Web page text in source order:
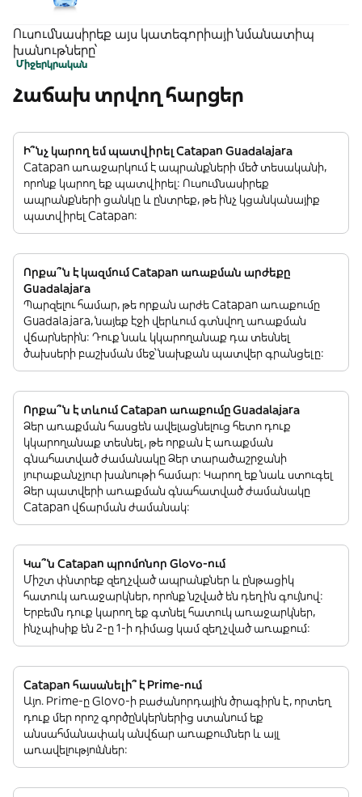
Ուսումնասիրեք այս կատեգորիայի նմանատիպ
խանութները՝
Միջերկրական
Հաճախ տրվող հարցեր
Ի՞նչ կարող եմ պատվիրել Catapan Guadalajara
Catapan առաջարկում է ապրանքների մեծ տեսականի,
որոնք կարող եք պատվիրել: Ուսումնասիրեք
ապրանքների ցանկը և ընտրեք, թե ինչ կցանկանայիք
պատվիրել Catapan:
Որքա՞ն է կազմում Catapan առաքման արժեքը
Guadalajara
Պարզելու համար, թե որքան արժե Catapan առաքումը
Guadalajara, նայեք էջի վերևում գտնվող առաքման
վճարներին: Դուք նաև կկարողանաք դա տեսնել
ծախսերի բաշխման մեջ՝ նախքան պատվեր գրանցելը:
Որքա՞ն է տևում Catapan առաքումը Guadalajara
Ձեր առաքման հասցեն ավելացնելուց հետո դուք
կկարողանաք տեսնել, թե որքան է առաքման
գնահատված ժամանակը Ձեր տարածաշրջանի
յուրաքանչյուր խանութի համար: Կարող եք նաև ստուգել
Ձեր պատվերի առաքման գնահատված ժամանակը
Catapan վճարման ժամանակ:
Կա՞ն Catapan պրոմոնոր Glovo-ում
Միշտ փնտրեք զեղչված ապրանքներ և ընթացիկ
հատուկ առաջարկներ, որոնք նշված են դեղին գույնով:
Երբեմն դուք կարող եք գտնել հատուկ առաջարկներ,
ինչպիսիք են 2-ը 1-ի դիմաց կամ զեղչված առաքում:
Catapan հասանելի՞ է Prime-ում
Այո. Prime-ը Glovo-ի բաժանորդային ծրագիրն է, որտեղ
դուք մեր որոշ գործընկերներից ստանում եք
անսահմանափակ անվճար առաքումներ և այլ
առավելություններ: